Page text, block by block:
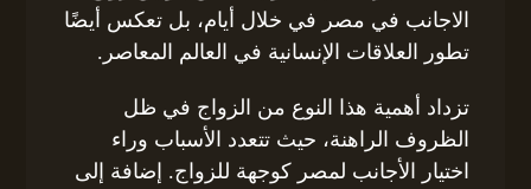
الاجانب في مصر في خلال أيام، بل تعكس أيضًا
تطور العلاقات الإنسانية في العالم المعاصر.
تزداد أهمية هذا النوع من الزواج في ظل
الظروف الراهنة، حيث تتعدد الأسباب وراء
اختيار الأجانب لمصر كوجهة للزواج. إضافة إلى